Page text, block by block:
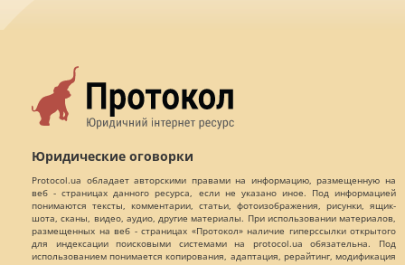
Юридические оговорки
Protocol.ua обладает авторскими правами на информацию, размещенную на
веб - страницах данного ресурса, если не указано иное. Под информацией
понимаются тексты, комментарии, статьи, фотоизображения, рисунки, ящик-
шота, сканы, видео, аудио, другие материалы. При использовании материалов,
размещенных на веб - страницах «Протокол» наличие гиперссылки открытого
для индексации поисковыми системами на protocol.ua обязательна. Под
использованием понимается копирования, адаптация, рерайтинг, модификация